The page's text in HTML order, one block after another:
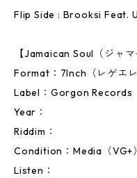
Flip Side : Brooksi Feat.
【Jamaican Soul（ジャ
Format：7Inch（レゲエレ
Label：Gorgon Records
Year：
Riddim：
Condition：Media（VG+
Listen：